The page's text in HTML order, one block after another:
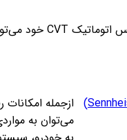
قیمت هدفون سنهایزر (Sennheiser)
می‌توان به